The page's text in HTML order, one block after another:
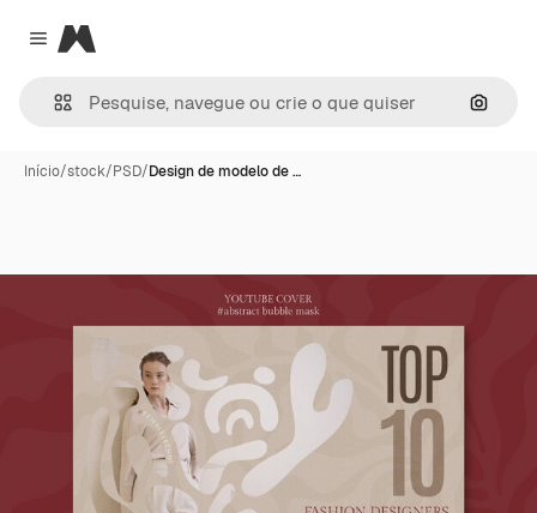
Close menu
Magnific
Início/stock/PSD/Design de modelo de …